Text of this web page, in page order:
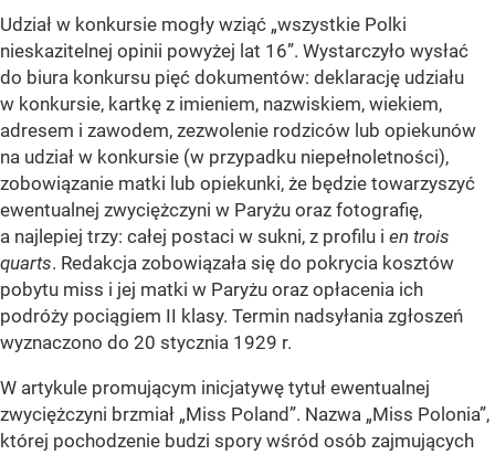
Udział w konkursie mogły wziąć „wszystkie Polki
nieskazitelnej opinii powyżej lat 16”. Wystarczyło wysłać
do biura konkursu pięć dokumentów: deklarację udziału
w konkursie, kartkę z imieniem, nazwiskiem, wiekiem,
adresem i zawodem, zezwolenie rodziców lub opiekunów
na udział w konkursie (w przypadku niepełnoletności),
zobowiązanie matki lub opiekunki, że będzie towarzyszyć
ewentualnej zwyciężczyni w Paryżu oraz fotografię,
a najlepiej trzy: całej postaci w sukni, z profilu i en trois
quarts. Redakcja zobowiązała się do pokrycia kosztów
pobytu miss i jej matki w Paryżu oraz opłacenia ich
podróży pociągiem II klasy. Termin nadsyłania zgłoszeń
wyznaczono do 20 stycznia 1929 r.
W artykule promującym inicjatywę tytuł ewentualnej
zwyciężczyni brzmiał „Miss Poland”. Nazwa „Miss Polonia”,
której pochodzenie budzi spory wśród osób zajmujących